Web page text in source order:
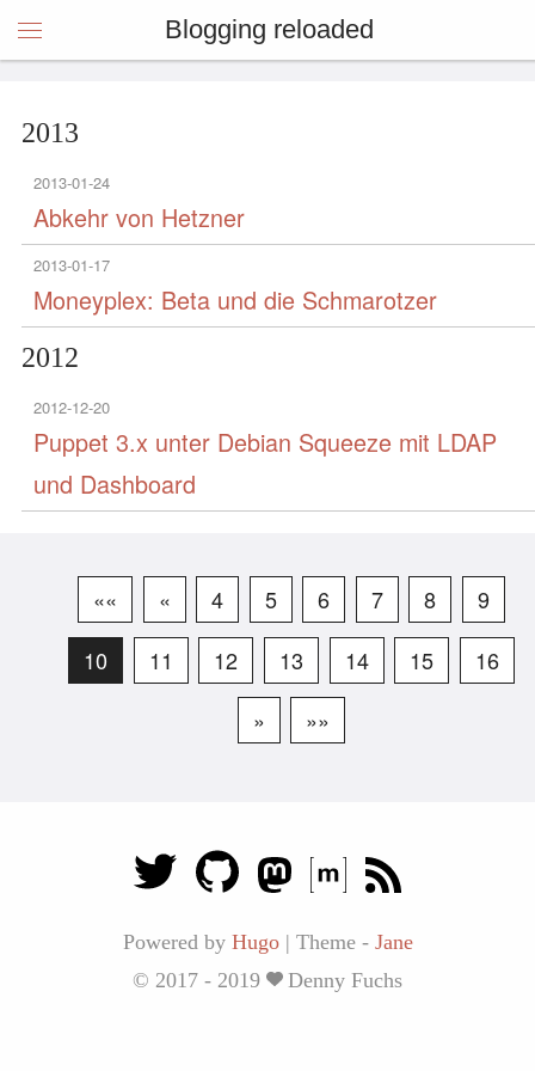
Blogging reloaded
2013
2013-01-24
Abkehr von Hetzner
2013-01-17
Moneyplex: Beta und die Schmarotzer
2012
2012-12-20
Puppet 3.x unter Debian Squeeze mit LDAP
und Dashboard
«« « 4 5 6 7 8
9
10
11 12 13 14 15
16
»
»»
Powered by Hugo | Theme - Jane
© 2017 - 2019
Denny Fuchs